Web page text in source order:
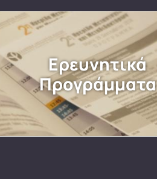
Ερευνητικά
Προγράμματα